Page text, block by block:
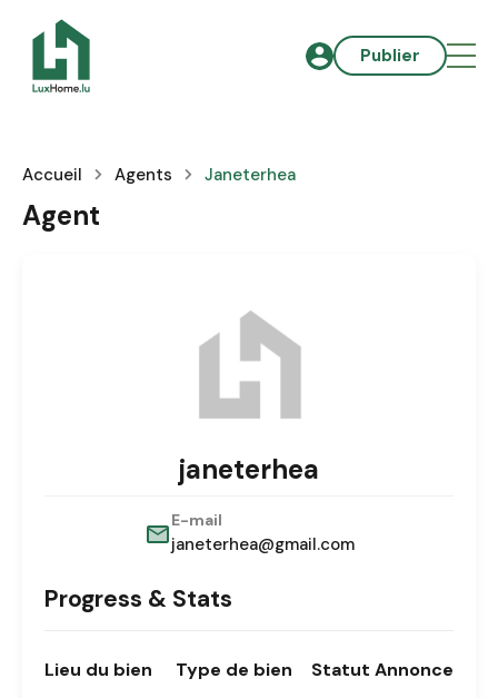
Publier
Accueil Agents Janeterhea
Agent
janeterhea
E-mail
janeterhea@gmail.com
Progress & Stats
Lieu du bien Type de bien Statut Annonce